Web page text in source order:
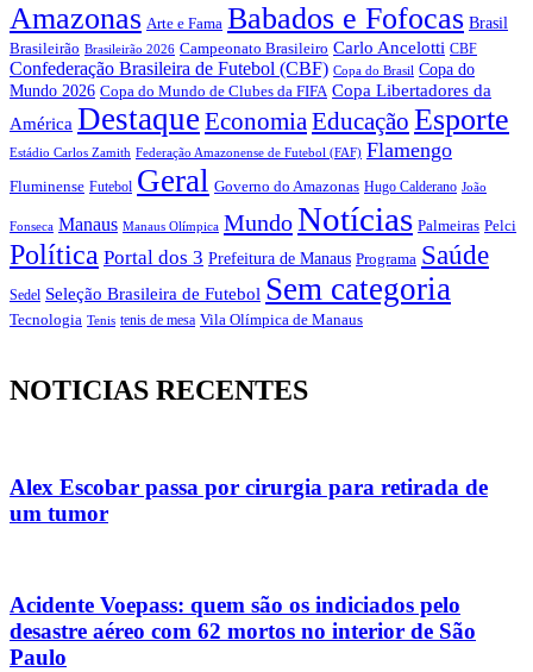
Amazonas Arte e Fama Babados e Fofocas Brasil
Brasileirão Brasileirão 2026 Campeonato Brasileiro Carlo Ancelotti CBF
Confederação Brasileira de Futebol (CBF) Copa do Brasil Copa do
Mundo 2026 Copa do Mundo de Clubes da FIFA Copa Libertadores da
América Destaque EconomiaEducação Esporte
Estádio Carlos Zamith Federação Amazonense de Futebol (FAF) Flamengo
Fluminense Futebol Geral Governo do Amazonas Hugo Calderano João
Fonseca Manaus Manaus Olímpica MundoNotícias Palmeiras Pelci
Política Portal dos 3 Prefeitura de Manaus Programa Saúde
Sedel Seleção Brasileira de Futebol Sem categoria
Tecnologia Tenis tenis de mesa Vila Olímpica de Manaus
NOTICIAS RECENTES
Alex Escobar passa por cirurgia para retirada de
um tumor
Acidente Voepass: quem são os indiciados pelo
desastre aéreo com 62 mortos no interior de São
Paulo